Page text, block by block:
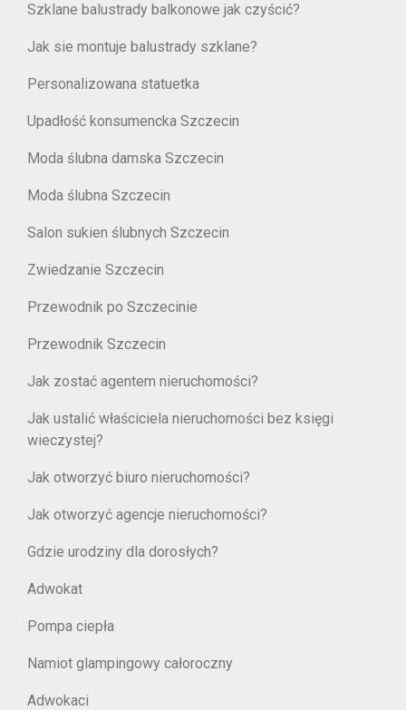
Szklane balustrady balkonowe jak czyścić?
Jak sie montuje balustrady szklane?
Personalizowana statuetka
Upadłość konsumencka Szczecin
Moda ślubna damska Szczecin
Moda ślubna Szczecin
Salon sukien ślubnych Szczecin
Zwiedzanie Szczecin
Przewodnik po Szczecinie
Przewodnik Szczecin
Jak zostać agentem nieruchomości?
Jak ustalić właściciela nieruchomości bez księgi
wieczystej?
Jak otworzyć biuro nieruchomości?
Jak otworzyć agencje nieruchomości?
Gdzie urodziny dla dorosłych?
Adwokat
Pompa ciepła
Namiot glampingowy całoroczny
Adwokaci